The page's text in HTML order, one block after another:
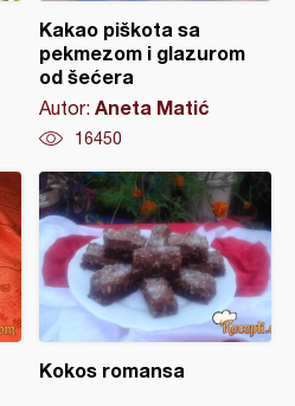
Kakao piškota sa
pekmezom i glazurom
od šećera
Autor: Aneta Matić
16450
Kokos romansa